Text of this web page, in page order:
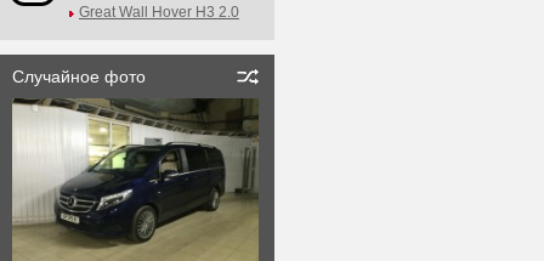
Great Wall Hover H3 2.0
Случайное фото